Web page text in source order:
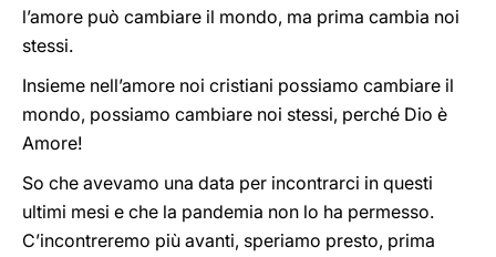
l’amore può cambiare il mondo, ma prima cambia noi
stessi.
Insieme nell’amore noi cristiani possiamo cambiare il
mondo, possiamo cambiare noi stessi, perché Dio è
Amore!
So che avevamo una data per incontrarci in questi
ultimi mesi e che la pandemia non lo ha permesso.
C’incontreremo più avanti, speriamo presto, prima